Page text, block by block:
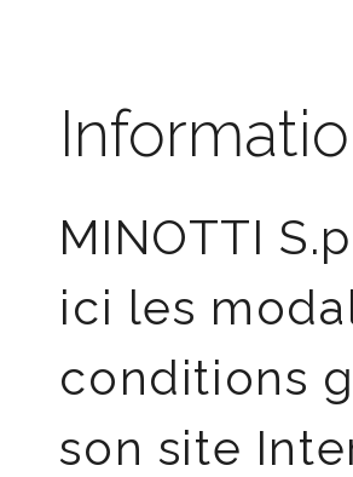
MINOTTI
ici les
conditions
son site